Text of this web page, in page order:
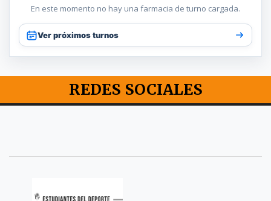
En este momento no hay una farmacia de turno cargada.
Ver próximos turnos
REDES SOCIALES